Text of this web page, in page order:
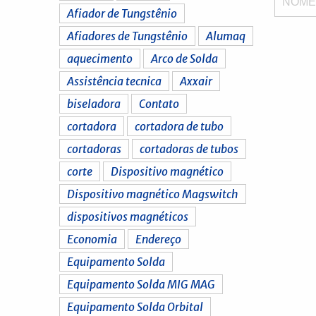
Afiador de Tungstênio
Afiadores de Tungstênio
Alumaq
aquecimento
Arco de Solda
Assistência tecnica
Axxair
biseladora
Contato
cortadora
cortadora de tubo
cortadoras
cortadoras de tubos
corte
Dispositivo magnético
Dispositivo magnético Magswitch
dispositivos magnéticos
Economia
Endereço
Equipamento Solda
Equipamento Solda MIG MAG
Equipamento Solda Orbital